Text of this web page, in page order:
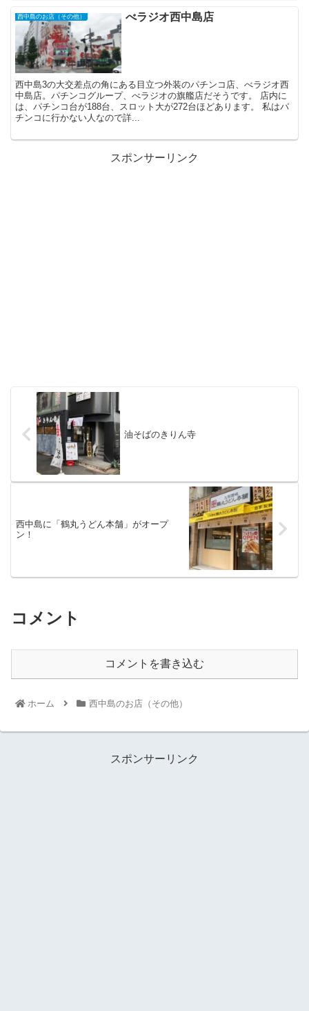
西中島のお店（その他） べラジオ西中島店
西中島3の大交差点の角にある目立つ外装のパチンコ店、べラジオ西
中島店。パチンコグループ、べラジオの旗艦店だそうです。 店内に
は、パチンコ台が188台、スロット大が272台ほどあります。 私はパ
チンコに行かない人なので詳...
スポンサーリンク
油そばのきりん寺
西中島に「鶴丸うどん本舗」がオープ
ン！
コメント
コメントを書き込む
ホーム 西中島のお店（その他）
スポンサーリンク